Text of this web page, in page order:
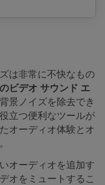
は非常に不快なもの
ビデオ サウンド エ
景ノイズを除去でき
立つ便利なツールが
オーディオ体験とオ
オーディオを追加す
オをミュートするこ